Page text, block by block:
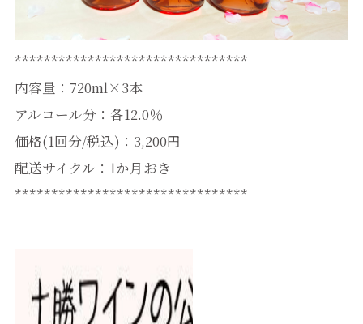
********************************
内容量：720ml×3本
アルコール分：各12.0％
価格(1回分/税込)：3,200円
配送サイクル：1か月おき
********************************